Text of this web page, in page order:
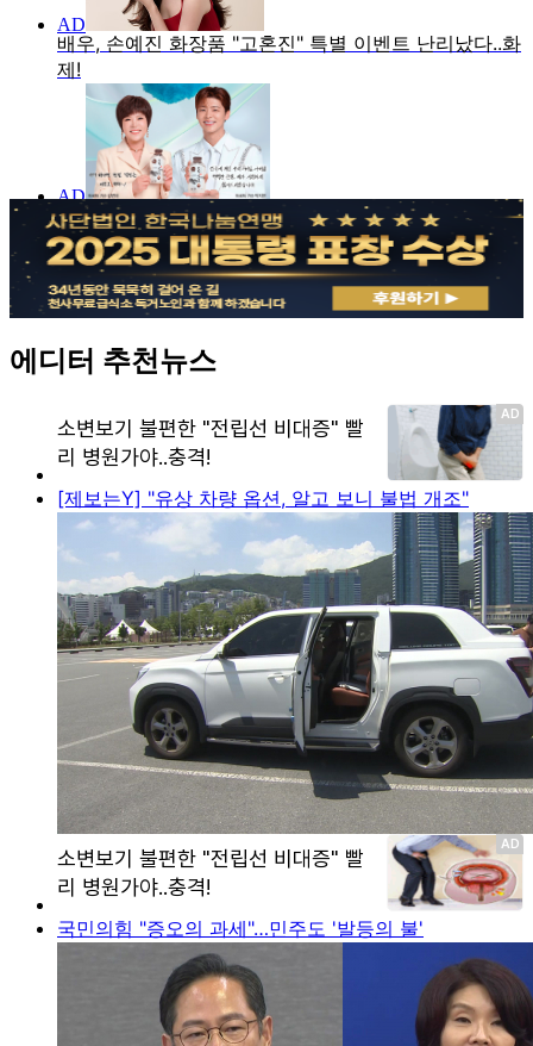
에디터 추천뉴스
[제보는Y] "유상 차량 옵션, 알고 보니 불법 개조"
국민의힘 "증오의 과세"…민주도 '발등의 불'